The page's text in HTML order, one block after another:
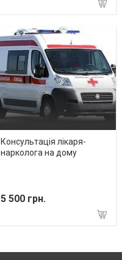
Консультація лікаря-
нарколога на дому
5 500 грн.